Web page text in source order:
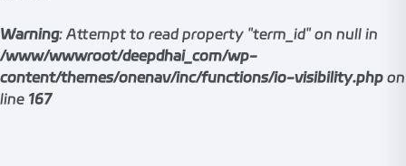
Warning: Attempt to read property "term_id" on null in
/www/wwwroot/deepdhai_com/wp-
content/themes/onenav/inc/functions/io-visibility.php on
line 167